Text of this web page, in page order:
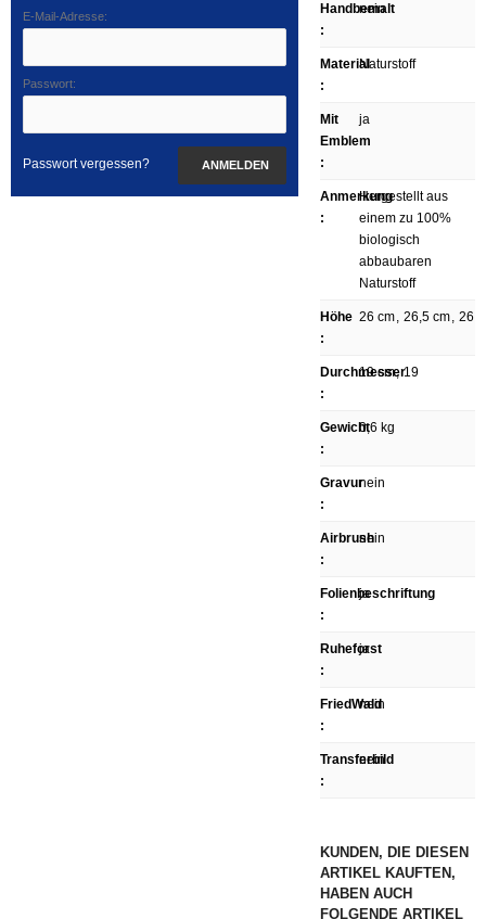
Handbemalt
:
nein
Material
:
Naturstoff
Mit
Emblem
:
ja
Anmerkung
:
Hergestellt aus
einem zu 100%
biologisch
abbaubaren
Naturstoff
Höhe
:
26 cm, 26,5 cm, 26
Durchmesser
:
19 cm, 19
Gewicht
:
0,6 kg
Gravur
:
nein
Airbrush
:
nein
Folienbeschriftung
:
ja
Ruheforst
:
ja
FriedWald
:
nein
Transferbild
:
nein
KUNDEN, DIE DIESEN
ARTIKEL KAUFTEN,
HABEN AUCH
FOLGENDE ARTIKEL
E-Mail-Adresse:
Passwort:
Passwort vergessen? ANMELDEN